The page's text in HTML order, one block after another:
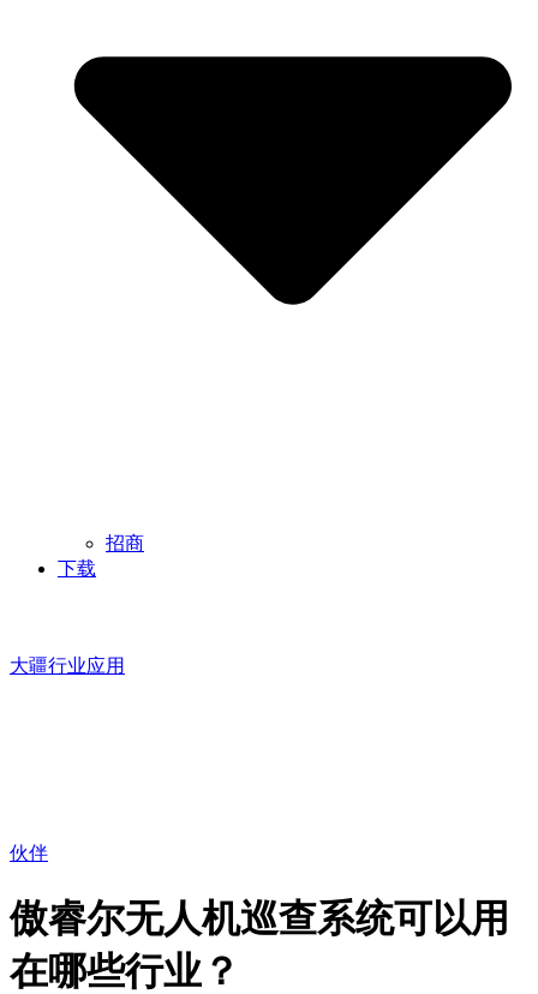
招商
下载
大疆行业应用
伙伴
傲睿尔无人机巡查系统可以用
在哪些行业？